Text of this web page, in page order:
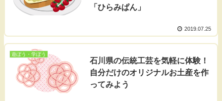
「ひらみぱん」
2019.07.25
遊ぼう・学ぼう
石川県の伝統工芸を気軽に体験！
自分だけのオリジナルお土産を作
ってみよう